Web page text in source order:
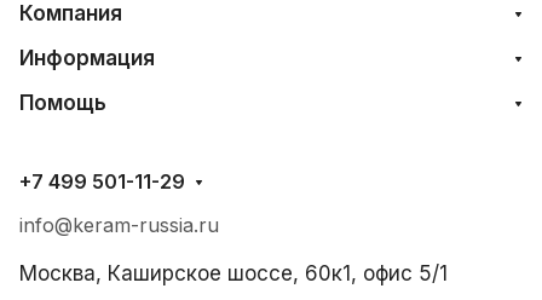
Компания
Информация
Помощь
+7 499 501-11-29
info@keram-russia.ru
Москва, Каширское шоссе, 60к1, офис 5/1